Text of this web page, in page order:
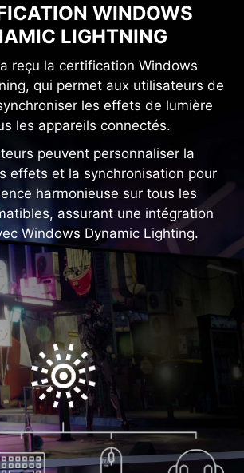
WINDOWS
LIGHTNING
reçu la certification Windows
qui permet aux utilisateurs de
les effets de lumière
les appareils connectés.
peuvent personnaliser la
effets et la synchronisation pour
harmonieuse sur tous les
assurant une intégration
Windows Dynamic Lighting.